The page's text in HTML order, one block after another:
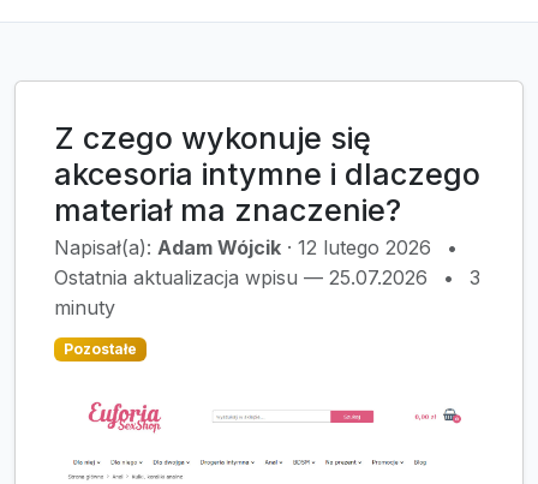
Z czego wykonuje się
akcesoria intymne i dlaczego
materiał ma znaczenie?
Napisał(a): Adam Wójcik · 12 lutego 2026
•
Ostatnia aktualizacja wpisu — 25.07.2026
•
3
minuty
Pozostałe